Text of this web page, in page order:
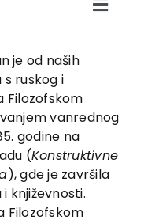
Toggle
je od naših
ruskog i
Filozofskom
vanrednog
godine na
(Konstruktivne
), gde je završila
književnosti.
Filozofskom